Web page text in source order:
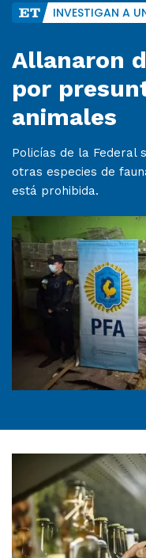
INVESTIGAN A
Allanaron
por
animales
Policías de la Federal
otras especies de
está prohibida.